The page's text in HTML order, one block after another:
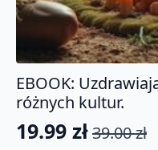
EBOOK:
różnych kultur.
39.00zł
Pierwotna
19.99 zł
Aktualna